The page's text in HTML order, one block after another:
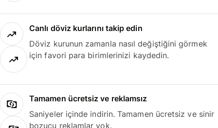
Canlı döviz kurlarını takip edin
Döviz kurunun zamanla nasıl değiştiğini görmek
için favori para birimlerinizi kaydedin.
Tamamen ücretsiz ve reklamsız
Saniyeler içinde indirin. Tamamen ücretsiz ve sinir
bozucu reklamlar yok.